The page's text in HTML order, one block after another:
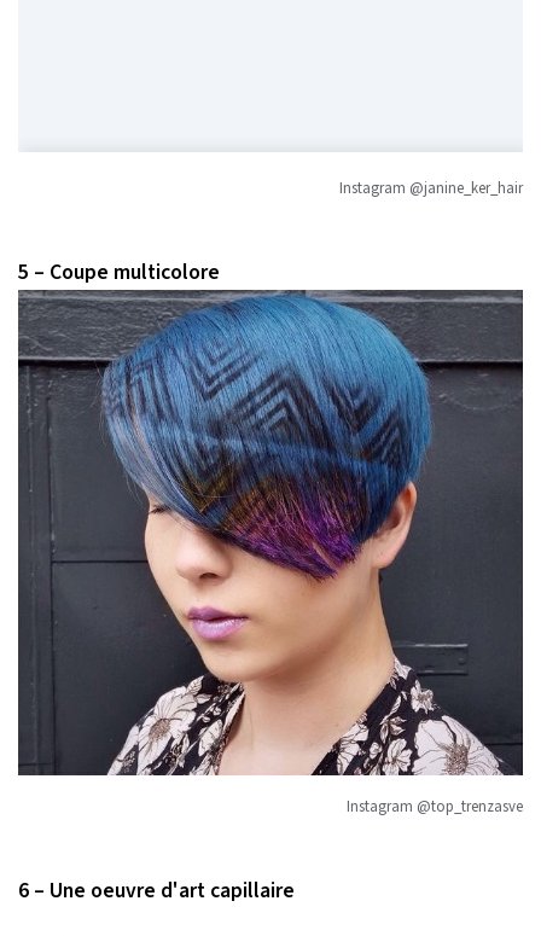
Instagram @janine_ker_hair
5 – Coupe multicolore
Instagram @top_trenzasve
6 – Une oeuvre d'art capillaire